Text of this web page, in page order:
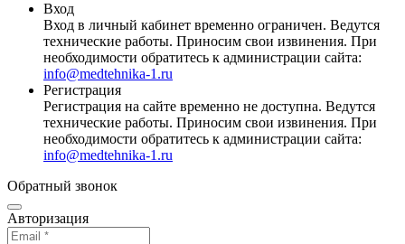
Вход
Вход в личный кабинет временно ограничен. Ведутся
технические работы. Приносим свои извинения. При
необходимости обратитесь к администрации сайта:
info@medtehnika-1.ru
Регистрация
Регистрация на сайте временно не доступна. Ведутся
технические работы. Приносим свои извинения. При
необходимости обратитесь к администрации сайта:
info@medtehnika-1.ru
Обратный звонок
Авторизация